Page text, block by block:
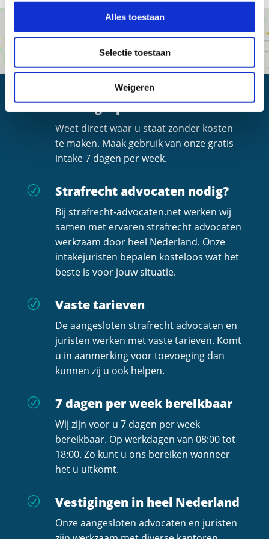
Alles toestaan
Selectie toestaan
Weigeren
Altijd een gratis
intakegesprek
Weet direct waar u staat zonder kosten
te maken. Maak gebruik van onze gratis
intake 7 dagen per week.
R Strafrecht advocaten nodig?
Bij strafrecht-advocaten.net werken wij
samen met ervaren strafrecht advocaten
werkzaam door heel Nederland. Onze
intakejuristen bepalen kosteloos wat het
beste is voor jouw situatie.
R Vaste tarieven
De aangesloten strafrecht advocaten en
juristen werken met vaste tarieven. Komt
u in aanmerking voor toevoeging dan
kunnen zij u ook helpen.
R 7 dagen per week bereikbaar
Wij zijn voor u 7 dagen per week
bereikbaar. Op werkdagen van 08:00 tot
18:00. Zo kunt u ons bereiken wanneer
het u uitkomt.
R Vestigingen in heel Nederland
Onze aangesloten advocaten en juristen